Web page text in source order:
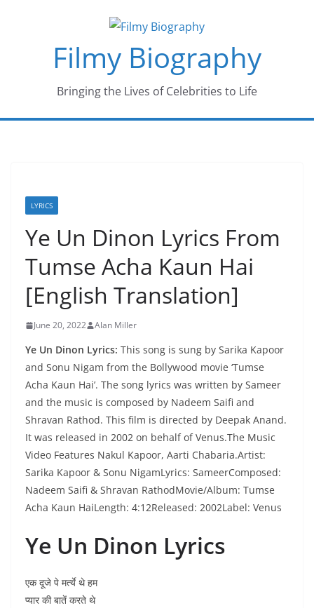
Filmy Biography
Bringing the Lives of Celebrities to Life
LYRICS
Ye Un Dinon Lyrics From
Tumse Acha Kaun Hai
[English Translation]
June 20, 2022 Alan Miller
Ye Un Dinon Lyrics: This song is sung by Sarika Kapoor
and Sonu Nigam from the Bollywood movie ‘Tumse
Acha Kaun Hai’. The song lyrics was written by Sameer
and the music is composed by Nadeem Saifi and
Shravan Rathod. This film is directed by Deepak Anand.
It was released in 2002 on behalf of Venus.The Music
Video Features Nakul Kapoor, Aarti Chabaria.Artist:
Sarika Kapoor & Sonu NigamLyrics: SameerComposed:
Nadeem Saifi & Shravan RathodMovie/Album: Tumse
Acha Kaun HaiLength: 4:12Released: 2002Label: Venus
Ye Un Dinon Lyrics
एक दूजे पे मर्त्ये थे हम
प्यार की बातें करते थे